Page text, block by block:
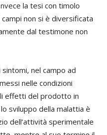
la tesi con timolo
non si è diversificata
dal testimone non
sintomi, nel campo ad
nelle condizioni
effetti del prodotto in
sviluppo della malattia è
dell’attività sperimentale